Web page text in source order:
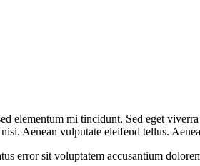
elementum mi tincidunt. Sed eget
Aenean vulputate eleifend tellus.
error sit voluptatem accusantium